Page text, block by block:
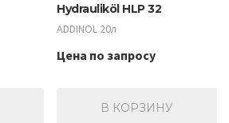
Hydrauliköl HLP 32
ADDINOL 20л
Цена по запросу
В КОРЗИНУ